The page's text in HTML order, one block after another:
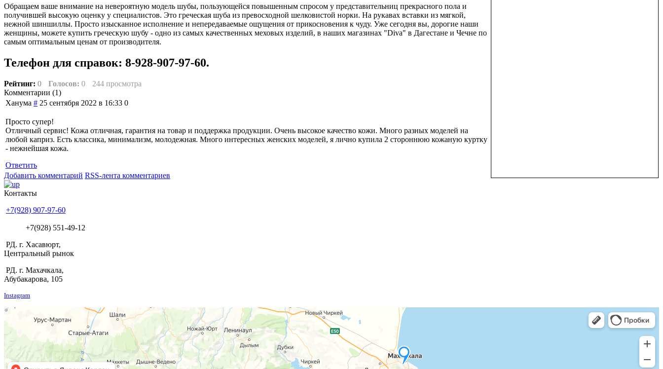
Обращаем ваше внимание на невероятную модель шубы, пользующейся повышенным спросом у представительниц прекрасного пола и
получившей высокую оценку у специалистов. Это греческая шуба из превосходной шелковистой норки. На рукавах вставки из мягкой,
нежной шиншиллы. Просто изысканное исполнение и непередаваемые ощущения от прикосновения к чуду. Уже сегодня вы, дорогие наши
женщины, можете купить греческую шубу - одно из самых качественных меховых изделий, в наших магазинах "Diva" в Дагестане и Чечне по
самым оптимальным ценам от производителя.
Телефон для справок: 8-928-907-97-60.
Рейтинг: 0 Голосов: 0
244 просмотра
Комментарии (1)
Ханума # 25 сентября 2022 в 16:33 0
Просто супер!
Отличный сервис! Кожа отличная, гарантия на товар и поддержка продукции. Очень высокое качество кожи. Много разных моделей на
любой каприз. Есть классика, минимализм, молодежная. Много интересных женских моделей, я лично купила 2 стороннюю кожаную куртку
- нежнейшая кожа.
Ответить
Добавить комментарий RSS-лента комментариев
Контакты
+7(928) 907-97-60
+7(928) 551-49-12
РД. г. Хасавюрт,
Центральный рынок
РД. г. Махачкала,
Абубакарова, 105
Instagram